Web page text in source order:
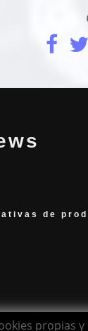
propias
de